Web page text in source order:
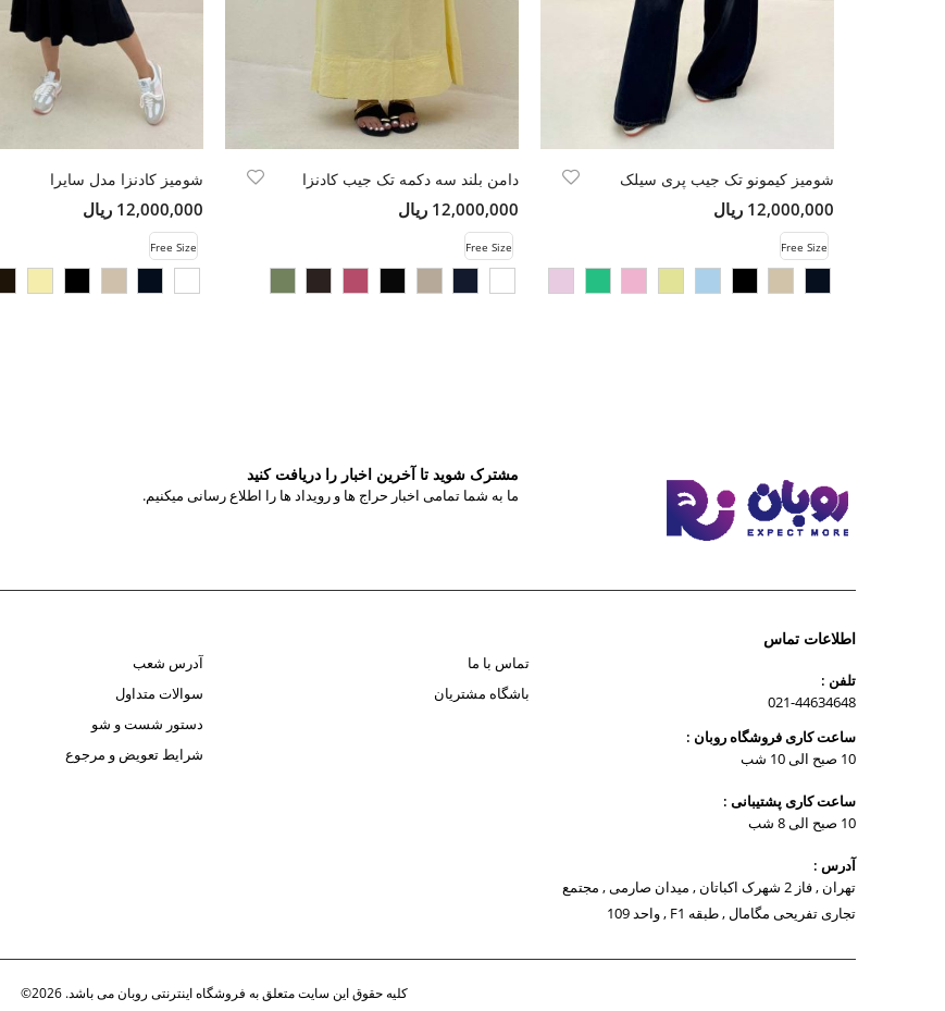
شومیز کیمونو تک جیب پری سیلک
12,000,000 ریال
Free Size
دامن بلند سه دکمه تک جیب کادنزا
12,000,000 ریال
Free Size
شومیز کادنزا مدل سایرا
12,000,000 ریال
Free Size
مشترک شوید تا آخرین اخبار را دریافت کنید
ما به شما تمامی اخبار حراج ها و رویداد ها را اطلاع رسانی میکنیم.
اطلاعات تماس
تلفن :
021-44634648
ساعت کاری فروشگاه روبان :
10 صبح الی 10 شب
ساعت کاری پشتیبانی :
10 صبح الی 8 شب
آدرس :
تهران , فاز 2 شهرک اکباتان , میدان صارمی , مجتمع
تجاری تفریحی مگامال , طبقه F1 , واحد 109
تماس با ما
باشگاه مشتریان
آدرس شعب
سوالات متداول
دستور شست و شو
شرایط تعویض و مرجوع
کلیه حقوق این سایت متعلق به فروشگاه اینترنتی روبان می باشد. 2026©